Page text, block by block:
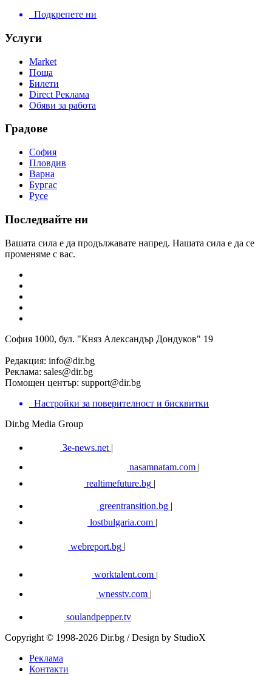
Подкрепете ни
Услуги
Market
Поща
Билети
Direct Реклама
Обяви за работа
Градове
София
Пловдив
Варна
Бургас
Русе
Последвайте ни
Вашата сила е да продължавате напред. Нашата сила е да се
променяме с вас.
София 1000, бул. "Княз Александър Дондуков" 19
Редакция: info@dir.bg
Реклама: sales@dir.bg
Помощен център: support@dir.bg
Настройки за поверителност и бисквитки
Dir.bg Media Group
3e-news.net |
nasamnatam.com |
realtimefuture.bg |
greentransition.bg |
lostbulgaria.com |
webreport.bg
worktalent.com |
wnesstv.com |
soulandpepper.tv
Copyright © 1998-2026 Dir.bg / Design by StudioX
Реклама
Контакти